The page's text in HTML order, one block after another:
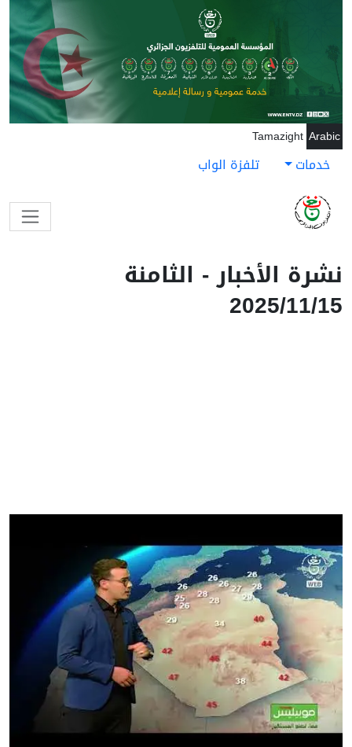
تجاوز إلى المحتوى الرئيسي
Arabic
Tamazight
خدمات تلفزة الواب
نشرة الأخبار - الثامنة
2025/11/15